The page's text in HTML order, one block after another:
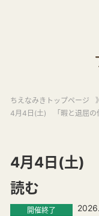
ちえなみきトップページ 》
4月4日(土) 「暇と退屈の
4月4日(土)
読む
開催終了